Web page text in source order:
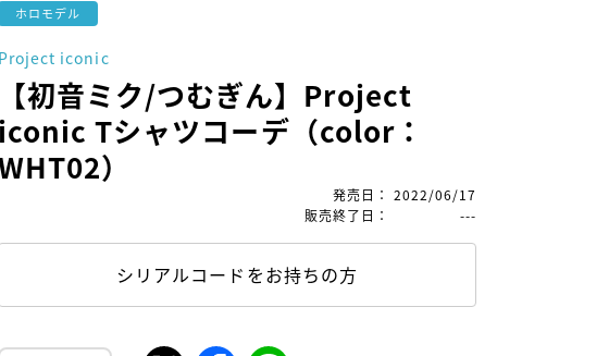
ホロモデル
Project iconic
【初音ミク/つむぎん】Project
iconic Tシャツコーデ（color：
）
発売日 ： 2022/06/17
販売終了日 ： ---
シリアルコードをお持ちの方